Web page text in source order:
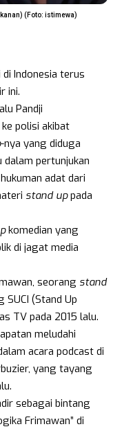
(Foto: istimewa)
di Indonesia terus
ini.
Pandji
polisi akibat
-nya yang diduga
pertunjukan
adat dari
stand uppada
komedian yang
di jagat media
seorang stand
(Stand Up
TV pada 2015 lalu.
meludahi
acara podcast di
yang tayang
sebagai bintang
Frimawan” di